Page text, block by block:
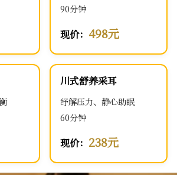
90分钟
现价： 498元
川式舒养采耳
纾解压力、静心助眠
60分钟
现价： 238元